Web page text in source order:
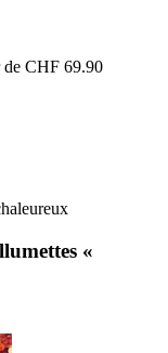
de CHF 69.90
«